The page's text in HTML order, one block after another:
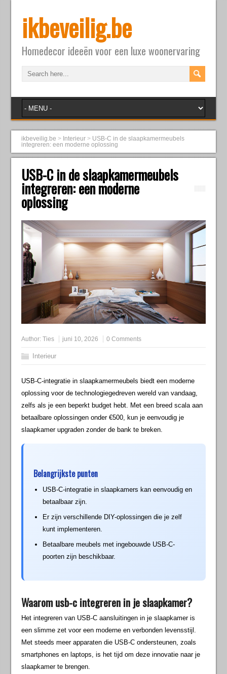
ikbeveilig.be
Homedecor ideeën voor een luxe woonervaring
ikbeveilig.be > Interieur > USB-C in de slaapkamermeubels
integreren: een moderne oplossing
USB-C in de slaapkamermeubels
integreren: een moderne
oplossing
Author:Ties juni 10, 2026 0 Comments
Interieur
USB-C-integratie in slaapkamermeubels biedt een moderne
oplossing voor de technologiegedreven wereld van vandaag,
zelfs als je een beperkt budget hebt. Met een breed scala aan
betaalbare oplossingen onder €500, kun je eenvoudig je
slaapkamer upgraden zonder de bank te breken.
Belangrijkste punten
USB-C-integratie in slaapkamers kan eenvoudig en
betaalbaar zijn.
Er zijn verschillende DIY-oplossingen die je zelf
kunt implementeren.
Betaalbare meubels met ingebouwde USB-C-
poorten zijn beschikbaar.
Waarom usb-c integreren in je slaapkamer?
Het integreren van USB-C aansluitingen in je slaapkamer is
een slimme zet voor een moderne en verbonden levensstijl.
Met steeds meer apparaten die USB-C ondersteunen, zoals
smartphones en laptops, is het tijd om deze innovatie naar je
slaapkamer te brengen.